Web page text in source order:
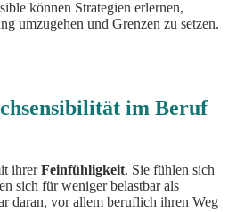
können Strategien erlernen,
umzugehen und Grenzen zu setzen.
im Beruf
ihrerFeinfühligkeit. Sie fühlen sich
sich für weniger belastbar als
daran, vor allem beruflich ihren Weg